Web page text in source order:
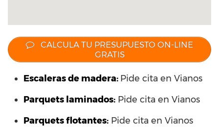
CALCULA TU PRESUPUESTO ON-LINE
GRATIS
Escaleras de madera: Pide cita en Vianos
Parquets laminados: Pide cita en Vianos
Parquets flotantes: Pide cita en Vianos